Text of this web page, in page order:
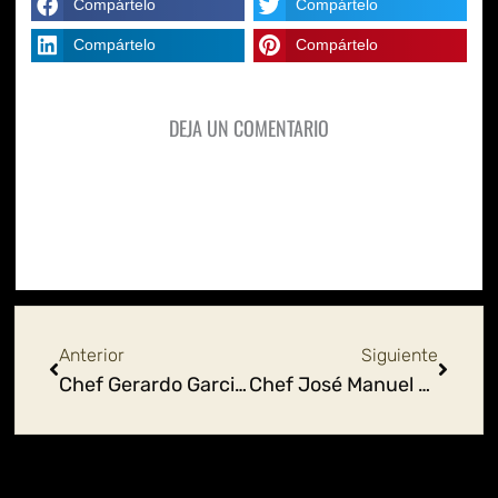
Compártelo Compártelo
Compártelo Compártelo
DEJA UN COMENTARIO
Anterior
Chef Gerardo Garcia Garcia
Siguiente
Chef José Manuel Cruz